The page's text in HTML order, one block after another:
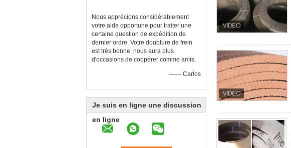
Nous apprécions considérablement
votre aide opportune pour traiter une
certaine question de expédition de
dernier ordre. Votre doublure de frein
est très bonne, nous aura plus
d'occasions de coopérer comme amis.
—— Carlos
Je suis en ligne une discussion
en ligne